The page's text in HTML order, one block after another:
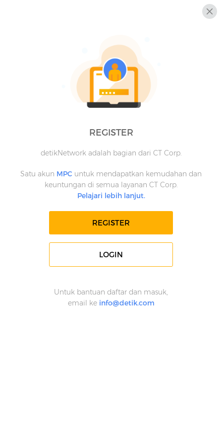
REGISTER
detikNetwork adalah bagian dari CT Corp.
Satu akun MPC untuk mendapatkan kemudahan dan
keuntungan di semua layanan CT Corp.
Pelajari lebih lanjut.
REGISTER
LOGIN
Untuk bantuan daftar dan masuk,
email ke info@detik.com